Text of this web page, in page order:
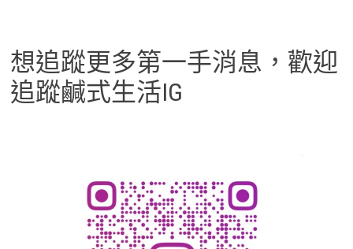
想追蹤更多第一手消息，歡迎
追蹤鹹式生活IG